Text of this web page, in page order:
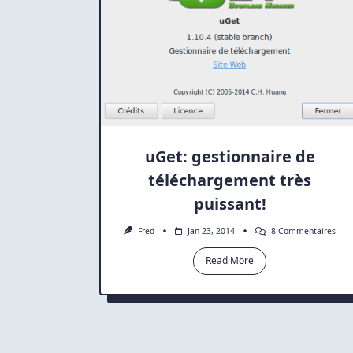
uGet: gestionnaire de
téléchargement très
puissant!
Fred Jan 23, 2014 8 CommentairesSur
Read More